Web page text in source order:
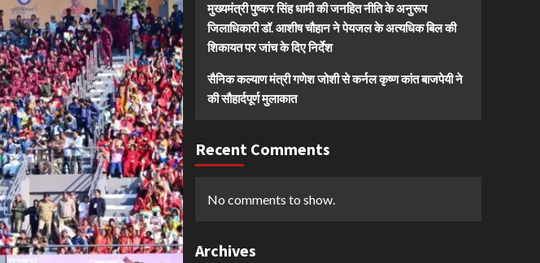
मुख्यमंत्री पुष्कर सिंह धामी की जनहित नीति के अनुरूप
जिलाधिकारी डॉ. आशीष चौहान ने पेयजल के अत्यधिक बिल की
शिकायत पर जांच के दिए निर्देश
सैनिक कल्याण मंत्री गणेश जोशी से कर्नल कृष्ण कांत बाजपेयी ने
की सौहार्दपूर्ण मुलाकात
Recent Comments
No comments to show.
Archives